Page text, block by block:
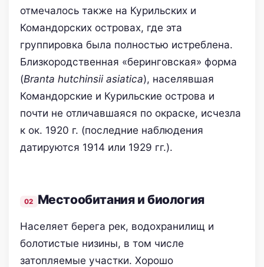
отмечалось также на Курильских и
Командорских островах, где эта
группировка была полностью истреблена.
Близкородственная «беринговская» форма
(Branta hutchinsii asiatica), населявшая
Командорские и Курильские острова и
почти не отличавшаяся по окраске, исчезла
к ок. 1920 г. (последние наблюдения
датируются 1914 или 1929 гг.).
Местообитания и биология
Населяет берега рек, водохранилищ и
болотистые низины, в том числе
затопляемые участки. Хорошо